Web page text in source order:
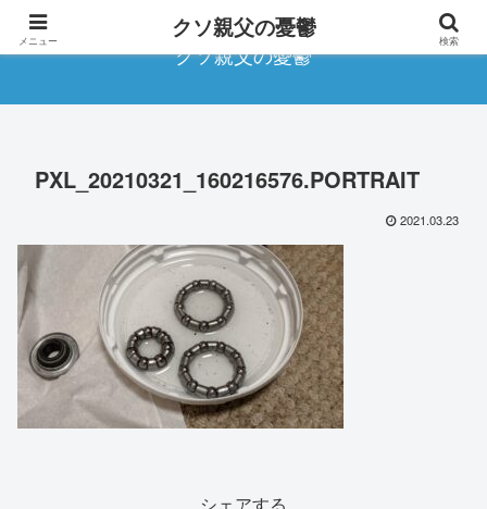
クソ親父の憂鬱
PXL_20210321_160216576.PORTRAIT
2021.03.23
メニュー クソ親父の憂鬱 検索